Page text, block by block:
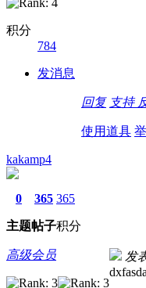
积分
784
发消息
回复 支持
使用道具
kakamp4
0
主题
365
帖子
365
积分
高级会员 发